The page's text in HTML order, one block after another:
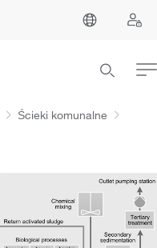
Ścieki komunalne